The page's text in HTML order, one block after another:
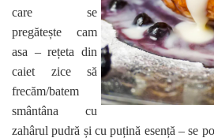
care se
pregătește cam
asa – rețeta din
caiet zice să
frecăm/batem
smântâna cu
zahârul pudră și cu puțină esență – se